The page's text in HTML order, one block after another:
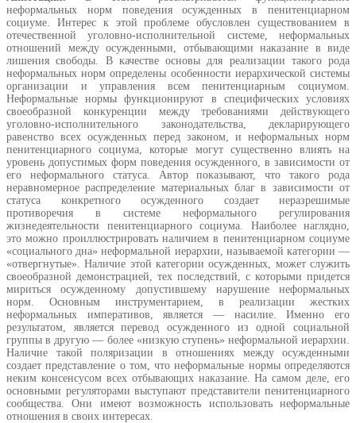
неформальных норм поведения осужденных в пенитенциарном
социуме. Интерес к этой проблеме обусловлен существованием в
отечественной уголовно-исполнительной системе, неформальных
отношений между осужденными, отбывающими наказание в виде
лишения свободы. В качестве основы для реализации такого рода
неформальных норм определены особенности иерархической системы
организации и управления всем пенитенциарным социумом.
Неформальные нормы функционируют в специфических условиях
своеобразной конкуренции между требованиями действующего
уголовно-исполнительного законодательства, декларирующего
равенство всех осужденных перед законом, и неформальных норм
пенитенциарного социума, которые могут существенно влиять на
уровень допустимых форм поведения осужденного, в зависимости от
его неформального статуса. Автор показывают, что такого рода
неравномерное распределение материальных благ в зависимости от
статуса конкретного осужденного создает неразрешимые
противоречия в системе неформального регулирования
жизнедеятельности пенитенциарного социума. Наиболее наглядно,
это можно проиллюстрировать наличием в пенитенциарном социуме
«социального дна» неформальной иерархии, называемой категории —
«отвергнутые». Наличие этой категории осужденных, может служить
своеобразной демонстрацией, тех последствий, с которыми придется
мириться осужденному допустившему нарушение неформальных
норм. Основным инструментарием, в реализации жестких
неформальных императивов, является — насилие. Именно его
результатом, является перевод осужденного из одной социальной
группы в другую — более «низкую ступень» неформальной иерархии.
Наличие такой поляризации в отношениях между осужденными
создает представление о том, что неформальные нормы определяются
неким консенсусом всех отбывающих наказание. На самом деле, его
основными регуляторами выступают представители пенитенциарного
сообщества. Они имеют возможность использовать неформальные
отношения в своих интересах.